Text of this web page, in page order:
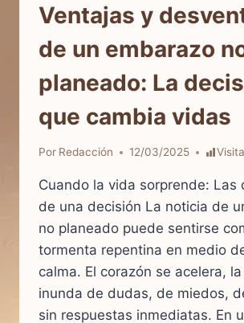
Ventajas y
de un embarazo
planeado: La
que cambia vidas
Por Redacción 12/03/2025
Cuando la vida sorprende: Las
de una decisión La noticia de
no planeado puede sentirse
tormenta repentina en medio
calma. El corazón se acelera,
inunda de dudas, de miedos,
sin respuestas inmediatas. En